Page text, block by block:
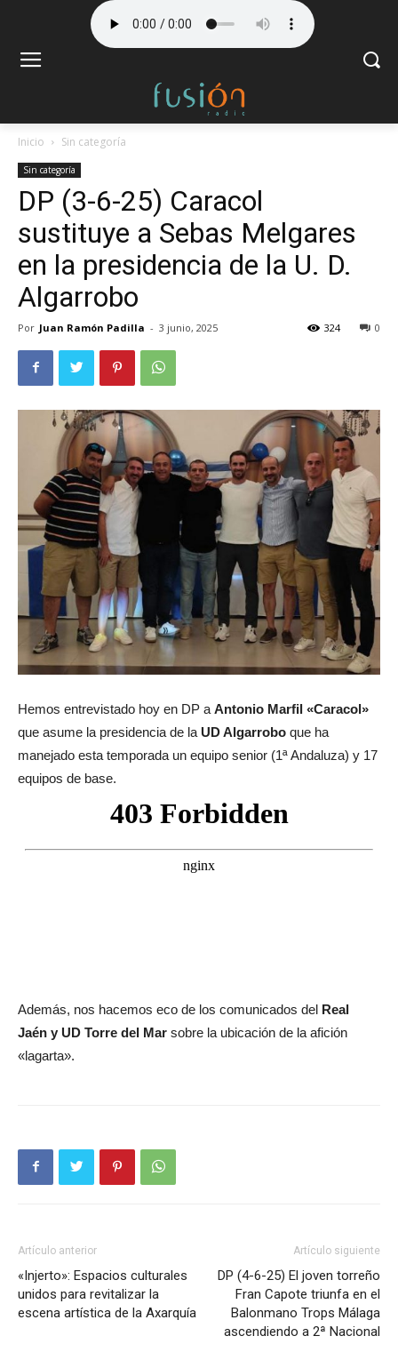
Inicio Sin categoría
Sin categoría
DP (3-6-25) Caracol
sustituye a Sebas Melgares
en la presidencia de la U. D.
Algarrobo
Por Juan Ramón Padilla - 3 junio, 2025 0
324
Hemos entrevistado hoy en DP a Antonio Marfil «Caracol»
que asume la presidencia de la UD Algarrobo que ha
manejado esta temporada un equipo senior (1ª Andaluza) y 17
equipos de base.
Además, nos hacemos eco de los comunicados del Real
Jaén y UD Torre del Mar sobre la ubicación de la afición
«lagarta».
Artículo anterior
«Injerto»: Espacios culturales
unidos para revitalizar la
escena artística de la Axarquía
Artículo siguiente
DP (4-6-25) El joven torreño
Fran Capote triunfa en el
Balonmano Trops Málaga
ascendiendo a 2ª Nacional